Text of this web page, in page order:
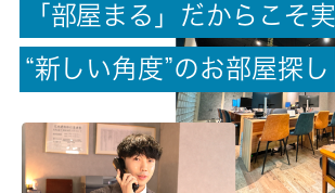
償却/敷引
-/-
権利金/雑費
-/-
総戸数
「 部屋 ま る 」 だ か ら こ そ実
“新 し い角 度”のお部屋探 し